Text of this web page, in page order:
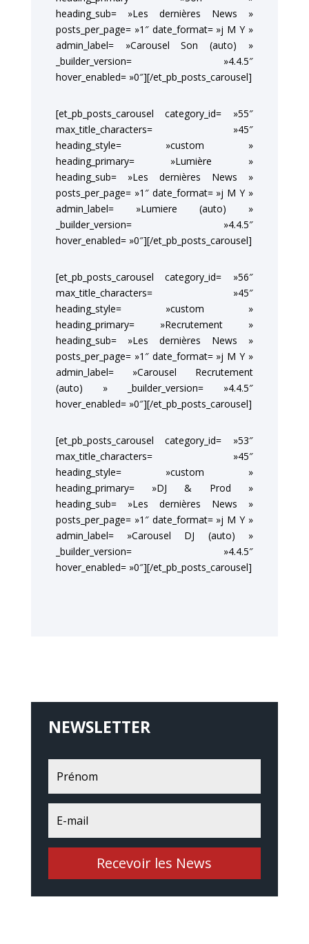
heading_sub= »Les dernières News »
posts_per_page= »1″ date_format= »j M Y »
admin_label= »Carousel Son (auto) »
_builder_version= »4.4.5″
hover_enabled= »0″][/et_pb_posts_carousel]
[et_pb_posts_carousel category_id= »55″
max_title_characters= »45″
heading_style= »custom »
heading_primary= »Lumière »
heading_sub= »Les dernières News »
posts_per_page= »1″ date_format= »j M Y »
admin_label= »Lumiere (auto) »
_builder_version= »4.4.5″
hover_enabled= »0″][/et_pb_posts_carousel]
[et_pb_posts_carousel category_id= »56″
max_title_characters= »45″
heading_style= »custom »
heading_primary= »Recrutement »
heading_sub= »Les dernières News »
posts_per_page= »1″ date_format= »j M Y »
admin_label= »Carousel Recrutement
(auto) » _builder_version= »4.4.5″
hover_enabled= »0″][/et_pb_posts_carousel]
[et_pb_posts_carousel category_id= »53″
max_title_characters= »45″
heading_style= »custom »
heading_primary= »DJ & Prod »
heading_sub= »Les dernières News »
posts_per_page= »1″ date_format= »j M Y »
admin_label= »Carousel DJ (auto) »
_builder_version= »4.4.5″
hover_enabled= »0″][/et_pb_posts_carousel]
NEWSLETTER
Recevoir les News